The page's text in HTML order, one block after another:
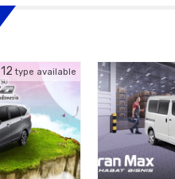
12type available